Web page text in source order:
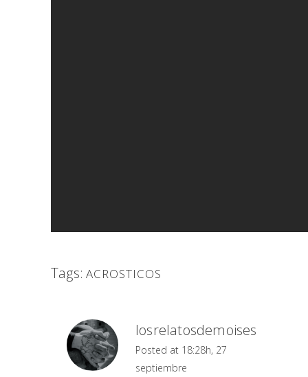
Tags: ACROSTICOS
losrelatosdemoises
Posted at 18:28h, 27
septiembre